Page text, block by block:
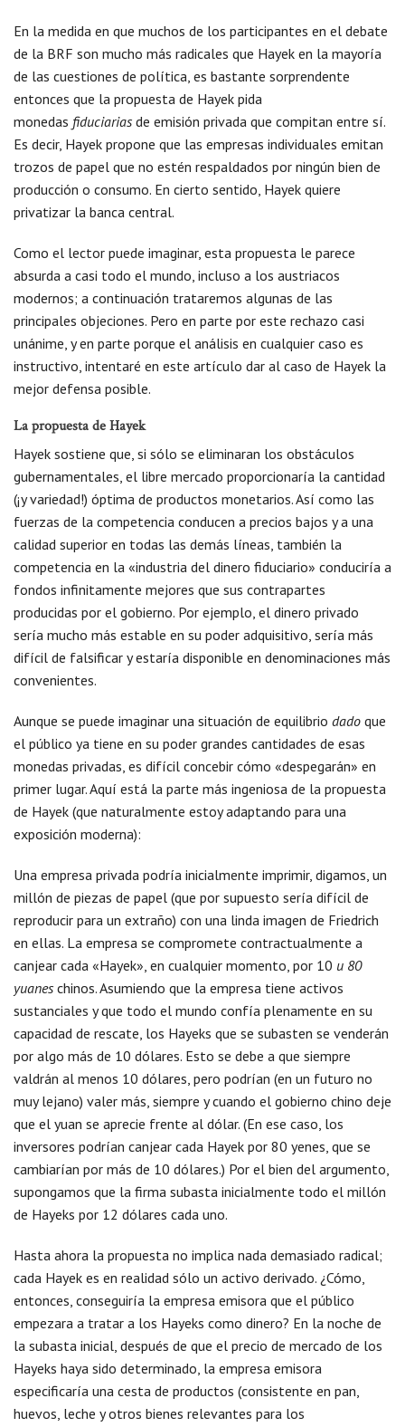
En la medida en que muchos de los participantes en el debate
de la BRF son mucho más radicales que Hayek en la mayoría
de las cuestiones de política, es bastante sorprendente
entonces que la propuesta de Hayek pida
monedas fiduciarias de emisión privada que compitan entre sí.
Es decir, Hayek propone que las empresas individuales emitan
trozos de papel que no estén respaldados por ningún bien de
producción o consumo. En cierto sentido, Hayek quiere
privatizar la banca central.
Como el lector puede imaginar, esta propuesta le parece
absurda a casi todo el mundo, incluso a los austriacos
modernos; a continuación trataremos algunas de las
principales objeciones. Pero en parte por este rechazo casi
unánime, y en parte porque el análisis en cualquier caso es
instructivo, intentaré en este artículo dar al caso de Hayek la
mejor defensa posible.
La propuesta de Hayek
Hayek sostiene que, si sólo se eliminaran los obstáculos
gubernamentales, el libre mercado proporcionaría la cantidad
(¡y variedad!) óptima de productos monetarios. Así como las
fuerzas de la competencia conducen a precios bajos y a una
calidad superior en todas las demás líneas, también la
competencia en la «industria del dinero fiduciario» conduciría a
fondos infinitamente mejores que sus contrapartes
producidas por el gobierno. Por ejemplo, el dinero privado
sería mucho más estable en su poder adquisitivo, sería más
difícil de falsificar y estaría disponible en denominaciones más
convenientes.
Aunque se puede imaginar una situación de equilibrio dado que
el público ya tiene en su poder grandes cantidades de esas
monedas privadas, es difícil concebir cómo «despegarán» en
primer lugar. Aquí está la parte más ingeniosa de la propuesta
de Hayek (que naturalmente estoy adaptando para una
exposición moderna):
Una empresa privada podría inicialmente imprimir, digamos, un
millón de piezas de papel (que por supuesto sería difícil de
reproducir para un extraño) con una linda imagen de Friedrich
en ellas. La empresa se compromete contractualmente a
canjear cada «Hayek», en cualquier momento, por 10 u 80
yuanes chinos. Asumiendo que la empresa tiene activos
sustanciales y que todo el mundo confía plenamente en su
capacidad de rescate, los Hayeks que se subasten se venderán
por algo más de 10 dólares. Esto se debe a que siempre
valdrán al menos 10 dólares, pero podrían (en un futuro no
muy lejano) valer más, siempre y cuando el gobierno chino deje
que el yuan se aprecie frente al dólar. (En ese caso, los
inversores podrían canjear cada Hayek por 80 yenes, que se
cambiarían por más de 10 dólares.) Por el bien del argumento,
supongamos que la firma subasta inicialmente todo el millón
de Hayeks por 12 dólares cada uno.
Hasta ahora la propuesta no implica nada demasiado radical;
cada Hayek es en realidad sólo un activo derivado. ¿Cómo,
entonces, conseguiría la empresa emisora que el público
empezara a tratar a los Hayeks como dinero? En la noche de
la subasta inicial, después de que el precio de mercado de los
Hayeks haya sido determinado, la empresa emisora
especificaría una cesta de productos (consistente en pan,
huevos, leche y otros bienes relevantes para los